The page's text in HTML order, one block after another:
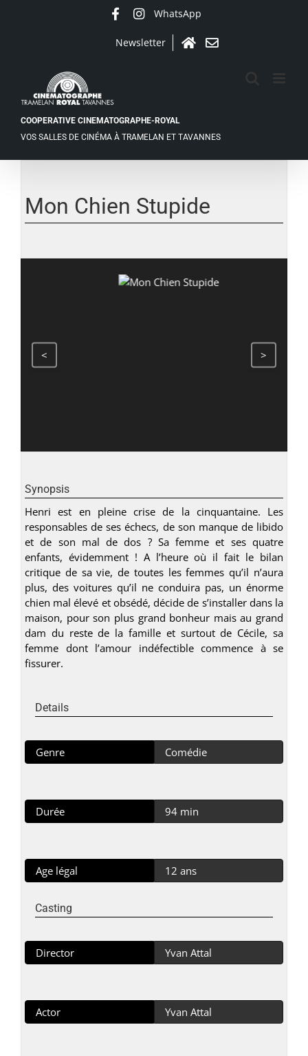
WhatsApp
Newsletter
AccueilContact
COOPERATIVE CINEMATOGRAPHE-ROYAL
VOS SALLES DE CINÉMA À TRAMELAN ET TAVANNES
Mon Chien Stupide
< >
Synopsis
Henri est en pleine crise de la cinquantaine. Les
responsables de ses échecs, de son manque de libido
et de son mal de dos ? Sa femme et ses quatre
enfants, évidemment ! A l’heure où il fait le bilan
critique de sa vie, de toutes les femmes qu’il n’aura
plus, des voitures qu’il ne conduira pas, un énorme
chien mal élevé et obsédé, décide de s’installer dans la
maison, pour son plus grand bonheur mais au grand
dam du reste de la famille et surtout de Cécile, sa
femme dont l’amour indéfectible commence à se
fissurer.
Details
Genre Comédie
Durée 94 min
Age légal 12 ans
Casting
Director Yvan Attal
Actor Yvan Attal